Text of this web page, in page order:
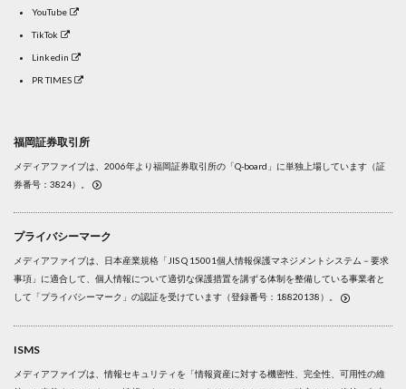
YouTube
TikTok
Linkedin
PR TIMES
福岡証券取引所
メディアファイブは、2006年より福岡証券取引所の「Q-board」に単独上場しています（証
券番号：3824）。
プライバシーマーク
メディアファイブは、日本産業規格「JIS Q 15001個人情報保護マネジメントシステム－要求
事項」に適合して、個人情報について適切な保護措置を講ずる体制を整備している事業者と
して「プライバシーマーク」の認証を受けています（登録番号：18820138）。
ISMS
メディアファイブは、情報セキュリティを「情報資産に対する機密性、完全性、可用性の維